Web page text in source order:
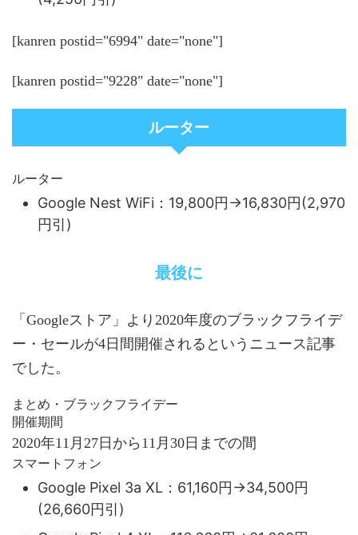
[kanren postid="6994" date="none"]
[kanren postid="9228" date="none"]
ルーター
ルーター
Google Nest WiFi：19,800円→16,830円(2,970
円引)
最後に
「Googleストア」より2020年度のブラックフライデ
ー・セールが4日間開催されるというニュース記事
でした。
まとめ・ブラックフライデー
開催期間
2020年11月27日から11月30日までの間
スマートフォン
Google Pixel 3a XL：61,160円→34,500円
(26,660円引)